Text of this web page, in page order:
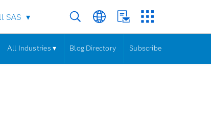
SAS
All Industries ▾ Blog Directory Subscribe